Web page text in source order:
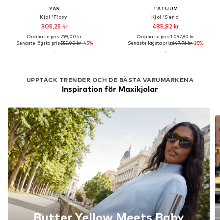
YAS
Kjol 'Flaxy'
305,25 kr
Ordinarie pris: 799,00 kr
Senaste lägsta pris:555,00 kr-45%
TATUUM
Kjol 'Seno'
485,82 kr
Ordinarie pris: 1 097,90 kr
Senaste lägsta pris:647,76 kr-25%
UPPTÄCK TRENDER OCH DE BÄSTA VARUMÄRKENA
Inspiration för Maxikjolar